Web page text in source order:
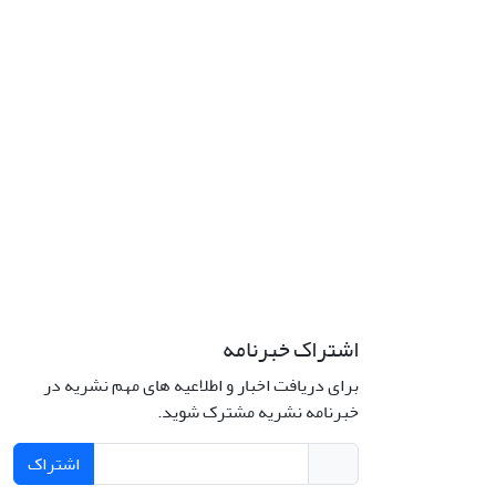
اشتراک خبرنامه
برای دریافت اخبار و اطلاعیه های مهم نشریه در
خبرنامه نشریه مشترک شوید.
اشتراک